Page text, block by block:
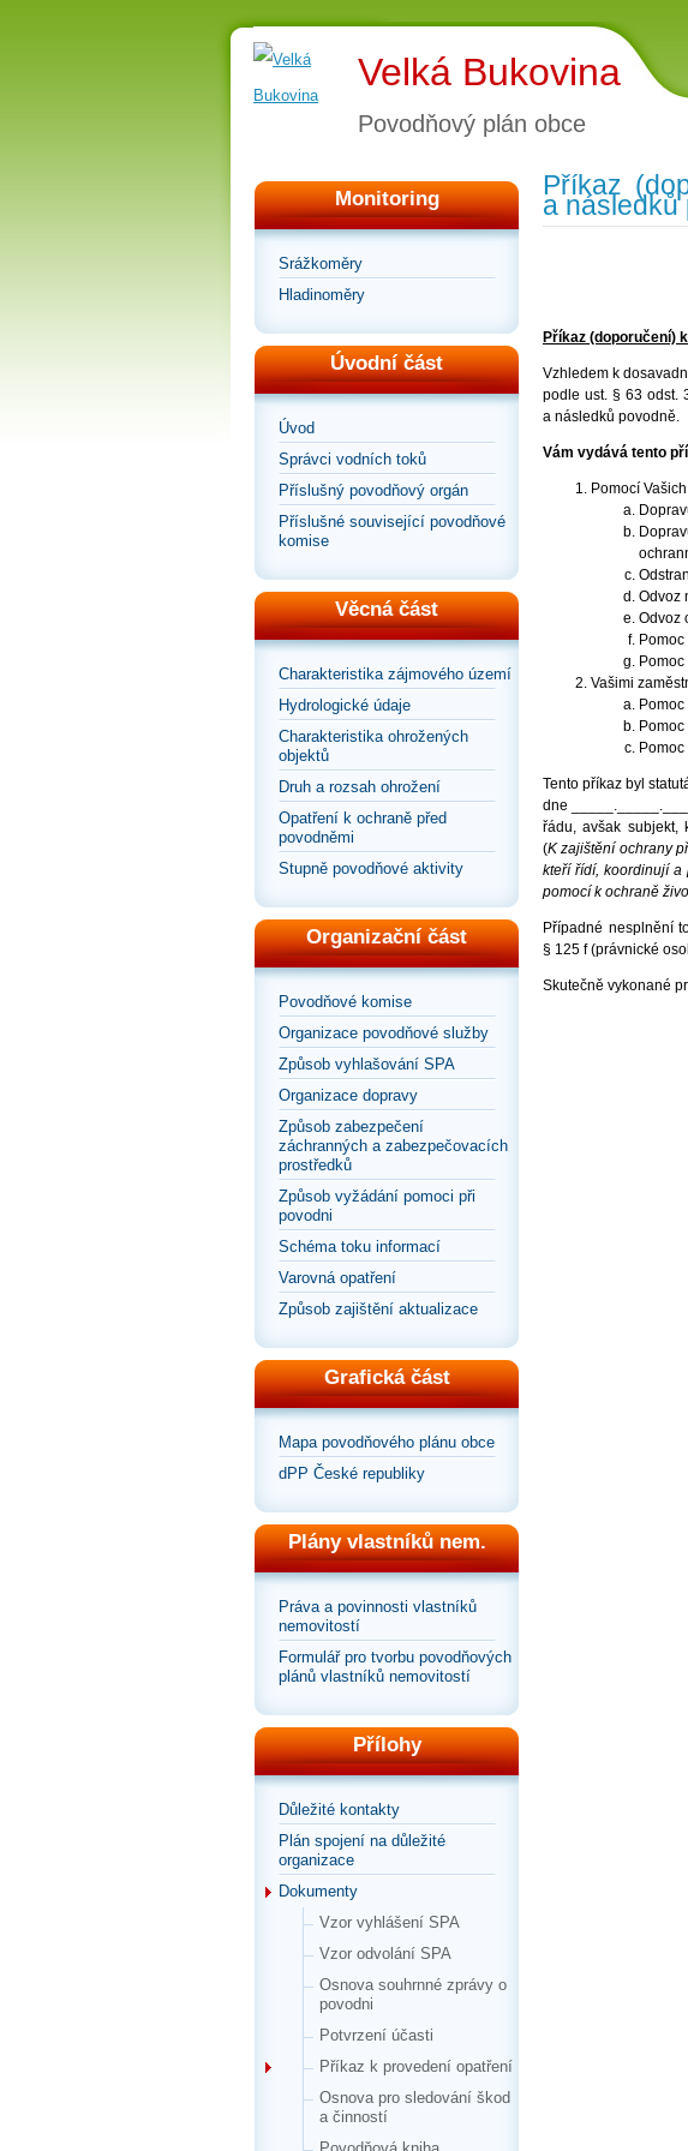
Velká Bukovina
Povodňový plán obce
Monitoring
Srážkoměry
Hladinoměry
Úvodní část
Úvod
Správci vodních toků
Příslušný povodňový orgán
Příslušné související povodňové
komise
Věcná část
Charakteristika zájmového území
Hydrologické údaje
Charakteristika ohrožených
objektů
Druh a rozsah ohrožení
Opatření k ochraně před
povodněmi
Stupně povodňové aktivity
Organizační část
Povodňové komise
Organizace povodňové služby
Způsob vyhlašování SPA
Organizace dopravy
Způsob zabezpečení
záchranných a zabezpečovacích
prostředků
Způsob vyžádání pomoci při
povodni
Schéma toku informací
Varovná opatření
Způsob zajištění aktualizace
Grafická část
Mapa povodňového plánu obce
dPP České republiky
Plány vlastníků nem.
Práva a povinnosti vlastníků
nemovitostí
Formulář pro tvorbu povodňových
plánů vlastníků nemovitostí
Přílohy
Důležité kontakty
Plán spojení na důležité
organizace
Dokumenty
Vzor vyhlášení SPA
Vzor odvolání SPA
Osnova souhrnné zprávy o
povodni
Potvrzení účasti
Příkaz k provedení opatření
Osnova pro sledování škod
a činností
Příkaz
a následků
Příkaz (doporučení)
Vzhledem k
podle ust. § 63 odst.
a následků povodně.
Vám vydává tento
Pomocí
Odvoz
Odvoz
Pomoc
Pomoc
Vašimi
Pomoc
Pomoc
Tento příkaz byl
dne
řádu, avšak
(K zajištění ochrany
kteří řídí, koordinují a
pomocí k ochraně
Případné nesplnění
§ 125 f (právnické
Skutečně vykonané